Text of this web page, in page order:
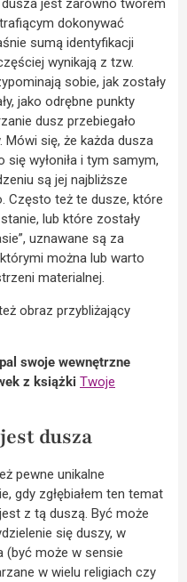
jest zarówno tworem
dokonywać
sumą identyfikacji
wynikają z tzw.
sobie, jak zostały
jako odrębne punkty
dusz przebiegało
Mówi się, że każda dusza
wyłoniła i tym samym,
są jej najbliższe
Często też te dusze, które
lub które zostały
uznawane są za
można lub warto
materialnej.
obraz przybliżający
swoje wewnętrzne
z książki Twoje
dusza
pewne unikalne
gdy zgłębiałem ten temat
z tą duszą. Być może
się duszy, w
(być może w sensie
w wielu religiach czy